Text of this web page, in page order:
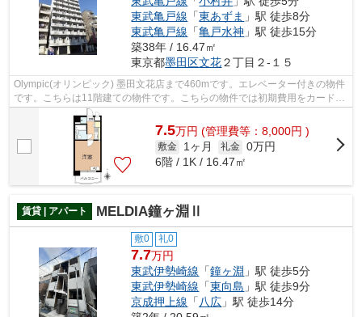
東武亀戸線 「東あずま 」駅 徒歩8分
東武亀戸線 「亀戸水神 」駅 徒歩15分
築38年 / 16.47㎡
東京都墨田区文花２丁目２-１５
Olympic(オリンピック) 墨田文花店まで460mです。エレベーター付きの物件
です。こちらは11階建ての物件です。こちらの物件では初期費用をカードで
お支払いいただけます。墨田区エリア...
7.5万円 (管理費等：8,000円 )
敷金 1ヶ月 礼金 0万円
6階 / 1K / 16.47㎡
賃貸 | アパート MELDIA鐘ヶ淵Ⅱ
敷0 礼0
7.7万円
東武伊勢崎線 「鐘ヶ淵 」駅 徒歩5分
東武伊勢崎線 「東向島 」駅 徒歩9分
京成押上線 「八広 」駅 徒歩14分